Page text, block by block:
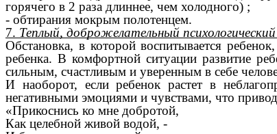
горячего в 2 раза длиннее, чем холодного) ;
- обтирания мокрым полотенцем.
7. Теплый, доброжелательный
Обстановка, в которой воспитывается
ребенка. В комфортной ситуации развитие
сильным, счастливым и уверенным в себе
И наоборот, если ребенок растет в
негативными эмоциями и чувствами, что
«Прикоснись ко мне добротой,
Как целебной живой водой, -